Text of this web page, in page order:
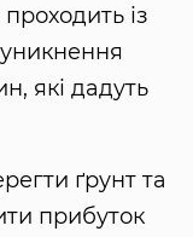
із
які дадуть
ґрунт та
прибуток